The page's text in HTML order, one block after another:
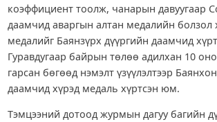
коэффициент тоолж, чанарын давуугаар
даамчид аваргын алтан медалийн болзол
медалийг Баянзүрх дүүргийн даамчид
Гуравдугаар байрын төлөө адилхан 10
гарсан бөгөөд нэмэлт үзүүлэлтээр
даамчид хүрэд медаль хүртсэн юм.
Тэмцээний дотоод журмын дагуу багийн